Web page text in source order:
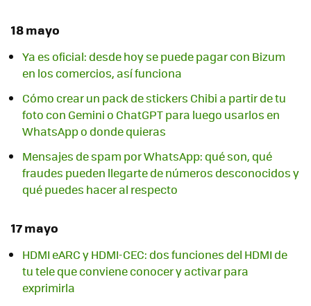
18 mayo
Ya es oficial: desde hoy se puede pagar con Bizum
en los comercios, así funciona
Cómo crear un pack de stickers Chibi a partir de tu
foto con Gemini o ChatGPT para luego usarlos en
WhatsApp o donde quieras
Mensajes de spam por WhatsApp: qué son, qué
fraudes pueden llegarte de números desconocidos y
qué puedes hacer al respecto
17 mayo
HDMI eARC y HDMI-CEC: dos funciones del HDMI de
tu tele que conviene conocer y activar para
exprimirla